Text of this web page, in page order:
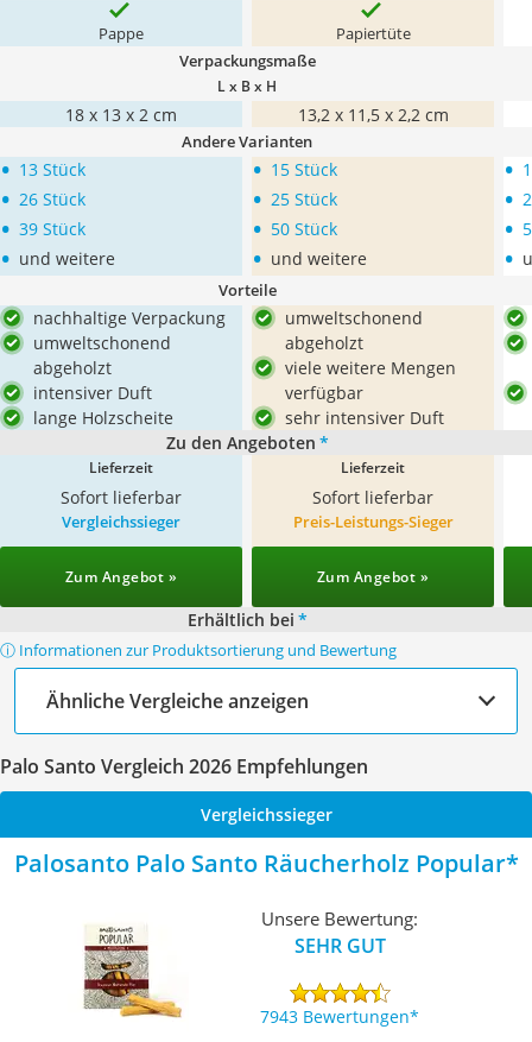
Pappe Papiertüte
Verpackungsmaße
L x B x H
18 x 13 x 2 cm ‎13,2 x 11,5 x 2,2 cm
Andere Varianten
• 13 Stück
• 26 Stück
• 39 Stück
• und weitere
• 15 Stück
• 25 Stück
• 50 Stück
• und weitere
•
•
•
•
Vorteile
nachhaltige Verpackung
umweltschonend
abgeholzt
intensiver Duft
lange Holzscheite
umweltschonend
abgeholzt
viele weitere Mengen
verfügbar
sehr intensiver Duft
Zu den Angeboten *
Lieferzeit
Sofort lieferbar
Lieferzeit
Sofort lieferbar
Vergleichssieger
Zum Angebot »
Preis-Leistungs-Sieger
Zum Angebot »
Erhältlich bei *
ⓘ Informationen zur Produktsortierung und Bewertung
Ähnliche Vergleiche anzeigen
Palo Santo Vergleich 2026 Empfehlungen
Vergleichssieger
Palosanto Palo Santo Räucherholz Popular
Unsere Bewertung:
SEHR GUT
7943 Bewertungen